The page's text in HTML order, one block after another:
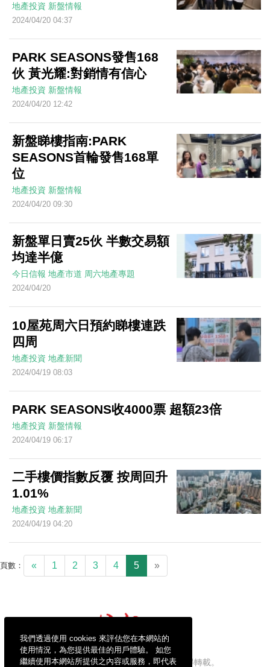
我們透過使用 cookies 來評估您在本網站的
使用情況，為您提供最佳的用戶體驗。 如您
繼續使用本網站所提供之內容或服務，即代表
地產投資 新盤情報
2024/04/20 04:37
PARK SEASONS發售168
伙 黃光耀:對銷情有信心
地產投資 新盤情報
2024/04/20 12:42
新盤睇樓指南:PARK
SEASONS首輪發售168單
位
地產投資 新盤情報
2024/04/20 09:30
新盤單日賣25伙 半數交易額
均達半億
今日信報 地產市道 周六地產專題
2024/04/20
10屋苑周六日預約睇樓連跌
四周
地產投資 地產新聞
2024/04/19 08:03
PARK SEASONS收4000票 超額23倍
地產投資 新盤情報
2024/04/19 06:17
二手樓價指數反覆 按周回升
1.01%
地產投資 地產新聞
2024/04/19 04:20
頁數： « 1 2 3 4 5 »
信報財經新聞有限公司版權所有，不得轉載。